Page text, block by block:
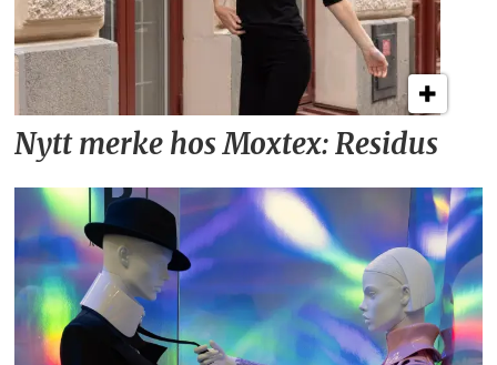
Nytt merke hos Moxtex: Residus